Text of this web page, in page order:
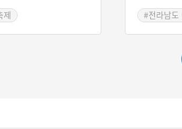
비 하나로도 연속성을
제
#전라남도